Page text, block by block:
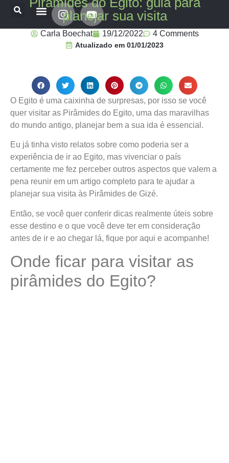
planejar sua visita
Carla Boechat 19/12/2022 4 Comments
Atualizado em 01/01/2023
O Egito é uma caixinha de surpresas, por isso se você
quer visitar as Pirâmides do Egito, uma das maravilhas
do mundo antigo, planejar bem a sua ida é essencial.
Eu já tinha visto relatos sobre como poderia ser a
experiência de ir ao Egito, mas vivenciar o país
certamente me fez perceber outros aspectos que valem a
pena reunir em um artigo completo para te ajudar a
planejar sua visita às Pirâmides de Gizé.
Então, se você quer conferir dicas realmente úteis sobre
esse destino e o que você deve ter em consideração
antes de ir e ao chegar lá, fique por aqui e acompanhe!
Onde ficar para visitar as
pirâmides do Egito?